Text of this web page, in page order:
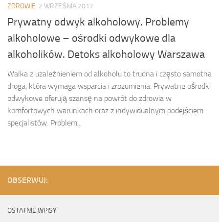
ZDROWIE 2 WRZEŚNIA 2017
Prywatny odwyk alkoholowy. Problemy
alkoholowe – ośrodki odwykowe dla
alkoholików. Detoks alkoholowy Warszawa
Walka z uzależnieniem od alkoholu to trudna i często samotna
droga, która wymaga wsparcia i zrozumienia. Prywatne ośrodki
odwykowe oferują szansę na powrót do zdrowia w
komfortowych warunkach oraz z indywidualnym podejściem
specjalistów. Problem...
OBSERWUJ:
OSTATNIE WPISY